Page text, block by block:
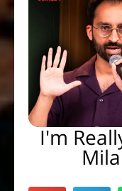
I'm